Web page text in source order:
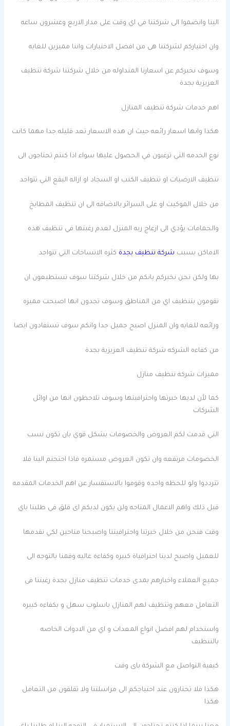
الينا وانضموا الى شركتنا في اي وقت على مدار الاربع وعشرون ساعه
وان اختياركم لشركتنا هى من افضل الاختيارات واننا مميزين للغايه
وسوف نخبركم عن اسعارنا المتداوله من خلال شركتنا شركة تنظيف
العزيزية بجدة
اهم خدمات شركة تنظيف المنازل
هكذا وانها اسعار رائعه حيث ان هذه الاسعار تعد قليله جدا مهما كانت
نوع الخدمه التي ترغبون في الحصول عليها سواء اذا كنتم تحتاجون الى
تنظيف الارضيات او تنظيف الكنب او السجاد او ازاله البقع التي تتواجد
من خلال الموكيت او على السرائر بالاضافه الى ان تنظيف المطابخ
والحمامات يؤدي الى ازعاج ربه المنزل لعدم رغبتها في تنظيف هذه
الاماكن بسبب شركة تنظيف بجدة كثره الاتساخات التي تتواجد
بها ولكن نحن نخبركم بانكم من خلال شركتنا سوف تستطيعون ان
تقومون بتنظيف اي من المناطق وسوف تجدون انها اصبحت مميزه
ورائعه للغايه وان المنزل اصبح جميل جدا وانكم سوف تستفادون ايضا
من كفاءه الشركه شركة تنظيف العزيزية بجدة
مميزات شركة تنظيف منازل
كما لأن لديها خبرتها واحترافيتها وسوف تلاحظون انها من اوائل
الشركات
التي قدمت لكم العروض والخصومات بشكل قوي بان تكون نسب
الخصومات مرتفعه وان تكون العروض مستمره فاذا احتجتم الينا فلا
تترددوا ولو للحظه واحده وقوموا بالاستفسار عن اهم الخدمات المقدمه
قبل ذلك واهم الاعمال المتاحه ولن يكون لديكم اى قلق في طلبنا باي
وقت فنحن من خلال خبرتنا واحترافيتنا واصبحنا متاحين لكي نقدمها
للعميل واصبح لدينا احترافياة كبيره وكفاءه عاليه وقمنا بالتوجه الى
جميع العملاء واخبارهم بمدى خدمات تنظيف منازل بجدة رغبتنا فى
التعامل معهم وتنظيف لهم المنازل باسلوب سهل و بكفاءه كبيره
واستخدام لهم افضل انواع المعدات و اي من الادوات الخاصه
بالتنظيف
كيفية التواصل مع الشركة باى وقت
هكذا فلا تحتارون عند احتياجكم الى مراسلتنا ولا تقلقون من التعامل
هكذا